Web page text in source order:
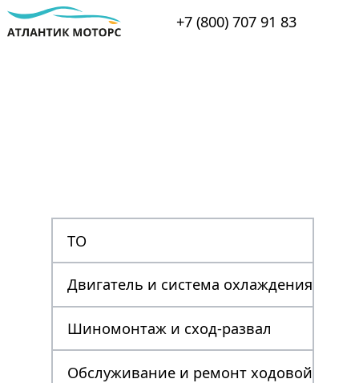
+7 (800) 707 91 83
ТО
Двигатель и система охлаждения
Шиномонтаж и сход-развал
Обслуживание и ремонт ходовой